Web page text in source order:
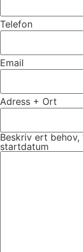
Telefon
Email
Adress + Ort
Beskriv ert
startdatum